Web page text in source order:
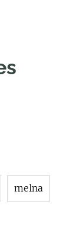
melna